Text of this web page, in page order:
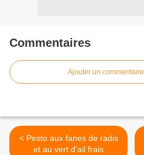
Commentaires
Ajouter un commentaire
< Pesto aux fanes de radis
et au vert d’ail frais